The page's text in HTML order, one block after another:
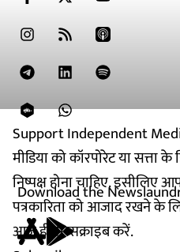
Support Independent
मीडिया को कॉरपोरेट या सत्ता
निष्पक्ष होना चाहिए. इसीलिए
पत्रकारिता को आजाद रखने के
आज ही सब्सक्राइब करें.
Download the